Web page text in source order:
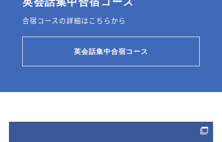
合宿コースの詳細はこちらから
英会話集中合宿コース